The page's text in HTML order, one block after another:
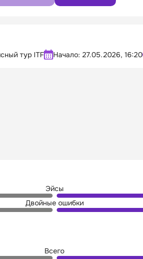
тур ITF Начало: 27.05.2026, 16:20
Эйсы
Двойные ошибки
Всего